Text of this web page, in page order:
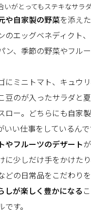
いがとってもステキなサラダ
や自家製の野菜を添え
のエッグベネディクト
ン、季節の野菜やフル
にミニトマト、キュウ
豆のが入ったサラダと
ロー。どちらにも自家
いい仕事をしているん
やフルーツのデザート
に少しだけ手をかけた
どの日常品をこだわり
しが楽しく豊かになる
す。